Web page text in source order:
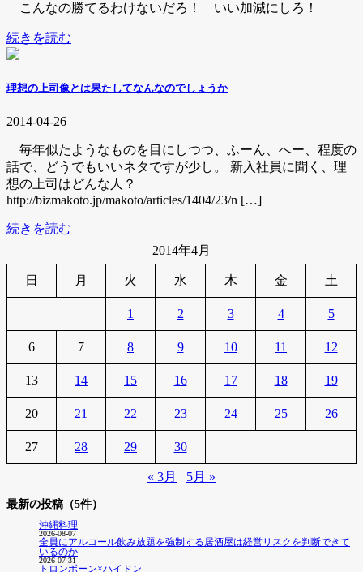
こんなの勝てるわけないだろ！ いい加減にしろ！
続きを読む
理想の上司像とは果たしてなんなのでしょうか
2014-04-26
毎年似たようなものを目にしつつ、ふーん、へー、程度の
話で、どうでもいいネタですが少し。 新入社員に聞く、理
想の上司はどんな人？
http://bizmakoto.jp/makoto/articles/1404/23/n […]
続きを読む
2014年4月
日 月 火 水 木 金 土
1 2 3 4 5
6 7 8 9 10 11 12
13 14 15 16 17 18 19
20 21 22 23 24 25 26
27 28 29 30
« 3月 5月 »
最新の投稿（5件）
沖縄料理
2026-08-07
全員にアルコール飲み放題を強制する居酒屋は経営リスクを判断できて
いるのか
2026-07-31
トロンボーン×ハイドン